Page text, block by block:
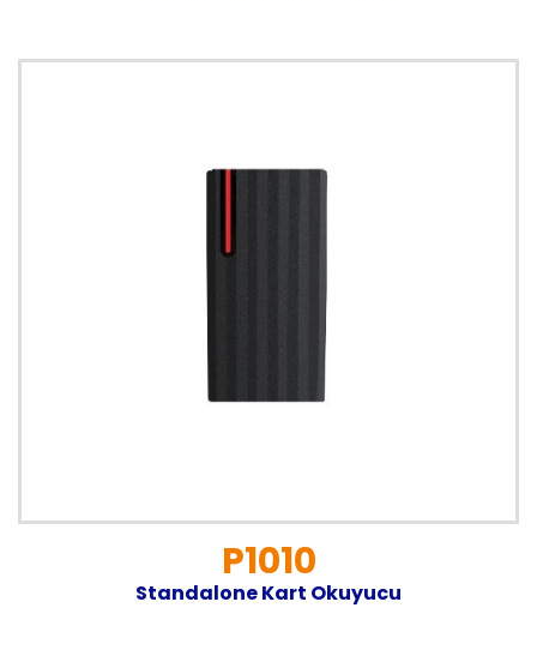
P1010
Standalone Kart Okuyucu